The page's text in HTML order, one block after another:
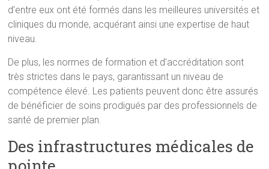
d’entre eux ont été formés dans les meilleures universités et
cliniques du monde, acquérant ainsi une expertise de haut
niveau.
De plus, les normes de formation et d’accréditation sont
très strictes dans le pays, garantissant un niveau de
compétence élevé. Les patients peuvent donc être assurés
de bénéficier de soins prodigués par des professionnels de
santé de premier plan.
Des infrastructures médicales de